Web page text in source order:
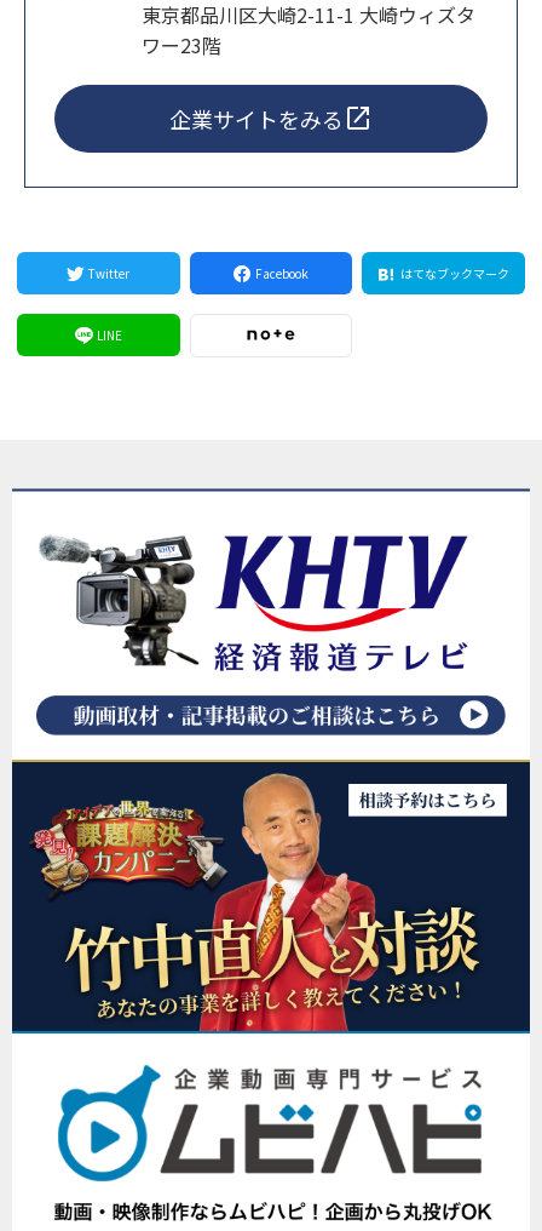
企業サイトをみる
東京都品川区大崎2-11-1 大崎ウィズタ
ワー23階
Twitter Facebook はてなブックマーク
LINE